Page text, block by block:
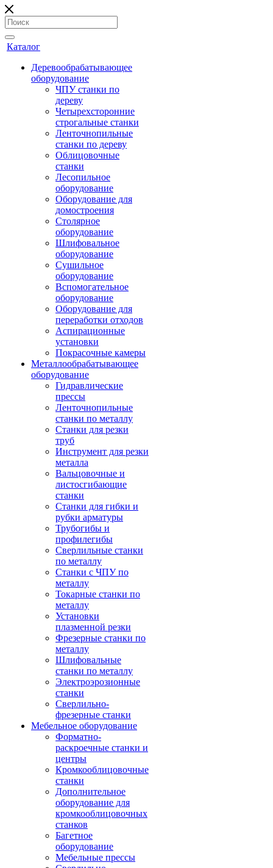
Каталог
Деревообрабатывающее
оборудование
ЧПУ станки по
дереву
Четырехсторонние
строгальные станки
Ленточнопильные
станки по дереву
Облицовочные
станки
Лесопильное
оборудование
Оборудование для
домостроения
Столярное
оборудование
Шлифовальное
оборудование
Сушильное
оборудование
Вспомогательное
оборудование
Оборудование для
переработки отходов
Аспирационные
установки
Покрасочные камеры
Металлообрабатывающее
оборудование
Гидравлические
прессы
Ленточнопильные
станки по металлу
Станки для резки
труб
Инструмент для резки
металла
Вальцовочные и
листосгибающие
станки
Станки для гибки и
рубки арматуры
Трубогибы и
профилегибы
Сверлильные станки
по металлу
Станки с ЧПУ по
металлу
Токарные станки по
металлу
Установки
плазменной резки
Фрезерные станки по
металлу
Шлифовальные
станки по металлу
Электроэрозионные
станки
Сверлильно-
фрезерные станки
Мебельное оборудование
Форматно-
раскроечные станки и
центры
Кромкооблицовочные
станки
Дополнительное
оборудование для
кромкооблицовочных
станков
Багетное
оборудование
Мебельные прессы